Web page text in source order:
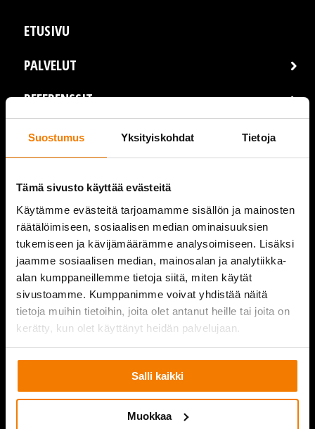
Suostumus Yksityiskohdat Tietoja
Tämä sivusto käyttää evästeitä
Käytämme evästeitä tarjoamamme sisällön ja mainosten
räätälöimiseen, sosiaalisen median ominaisuuksien
tukemiseen ja kävijämäärämme analysoimiseen. Lisäksi
jaamme sosiaalisen median, mainosalan ja analytiikka-
alan kumppaneillemme tietoja siitä, miten käytät
sivustoamme. Kumppanimme voivat yhdistää näitä
tietoja muihin tietoihin, joita olet antanut heille tai joita on
kerätty, kun olet käyttänyt heidän palvelujaan.
Salli kaikki
Muokkaa
ETUSIVU
PALVELUT
REFERENSSIT
AJANKOHTAISTA
YRITYS
YHTEYSTIEDOT
PURKUPIHA